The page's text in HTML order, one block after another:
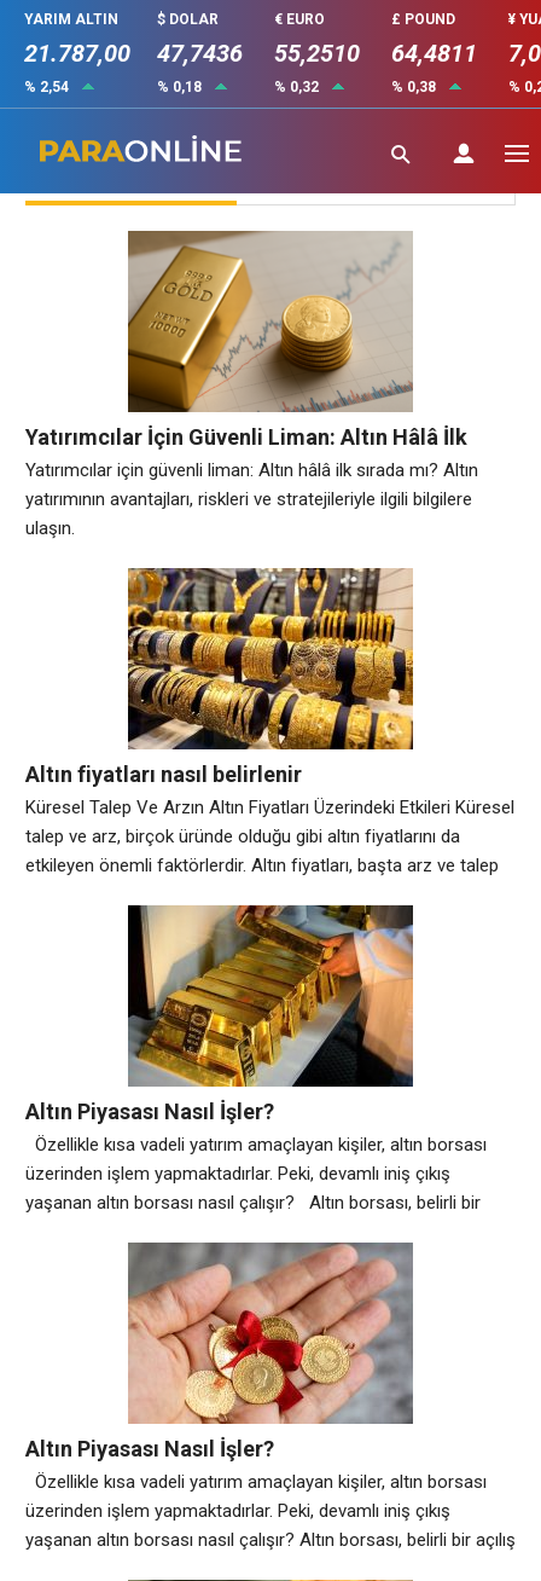
YARIM ALTIN
21.787,00
% 2,54
$ DOLAR
47,7436
% 0,18
€ EURO
55,2510
% 0,32
£ POUND
64,4811
% 0,38
¥
%
Altın
Yatırımcılar İçin Güvenli Liman: Altın Hâlâ İlk
Sırada mı?
Yatırımcılar için güvenli liman: Altın hâlâ ilk sırada mı? Altın
yatırımının avantajları, riskleri ve stratejileriyle ilgili bilgilere
ulaşın.
Altın fiyatları nasıl belirlenir
Küresel Talep Ve Arzın Altın Fiyatları Üzerindeki Etkileri Küresel
talep ve arz, birçok üründe olduğu gibi altın fiyatlarını da
etkileyen önemli faktörlerdir. Altın fiyatları, başta arz ve talep
fiyatlarının belirlenmesindeki faktörler arasında; arz ve talep
koşulları, ABD doları gibi diğer para birimlerinin değeri, Merkez
Bankaları’nın alım
Altın Piyasası Nasıl İşler?
Özellikle kısa vadeli yatırım amaçlayan kişiler, altın borsası
üzerinden işlem yapmaktadırlar. Peki, devamlı iniş çıkış
yaşanan altın borsası nasıl çalışır? Altın borsası, belirli bir
etmektedir. Bu kapsamda yaşanan dalgalanmalar ile
yatırımcılar planlamalarını yapmak ve kâr zarar durumlarını
hesaplamakta gerekli durumlarda ileriye dönük planlamalar ile
Altın Piyasası Nasıl İşler?
Özellikle kısa vadeli yatırım amaçlayan kişiler, altın borsası
üzerinden işlem yapmaktadırlar. Peki, devamlı iniş çıkış
yaşanan altın borsası nasıl çalışır? Altın borsası, belirli bir açılış